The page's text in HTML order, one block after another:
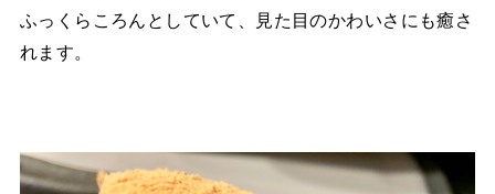
ふっくらころんとしていて、見た目のかわいさにも癒さ
れます。